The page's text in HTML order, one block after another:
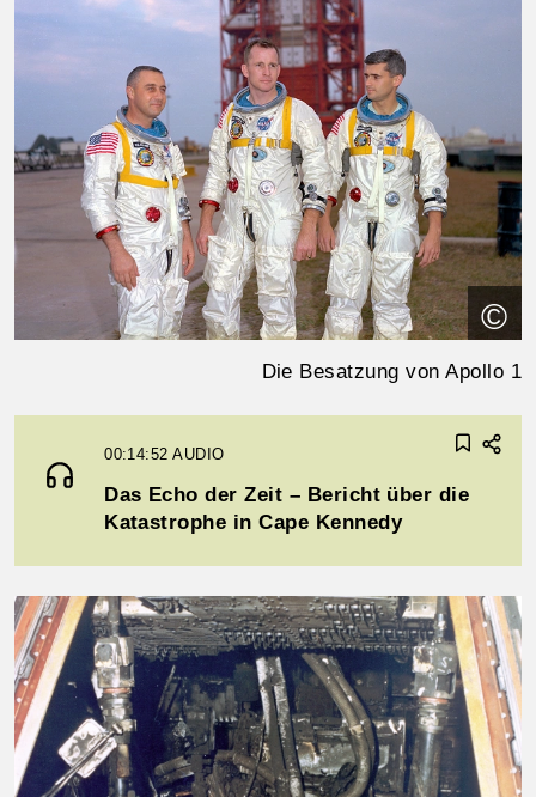
©
Die Besatzung von Apollo 1
00:14:52AUDIO
Das Echo der Zeit – Bericht über die
Katastrophe in Cape Kennedy